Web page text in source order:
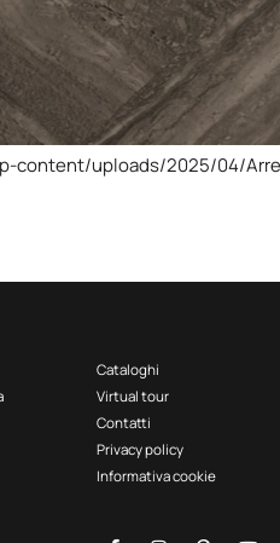
content/uploads/2025/04/
Cataloghi
Virtual tour
Contatti
Privacy policy
Informativa cookie